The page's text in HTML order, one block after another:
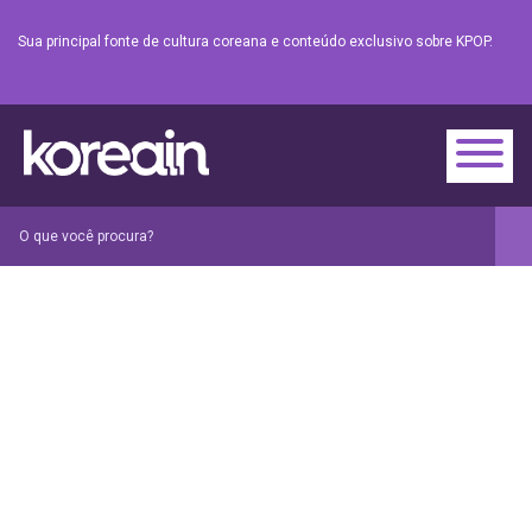
Sua principal fonte de cultura coreana e conteúdo exclusivo sobre KPOP.